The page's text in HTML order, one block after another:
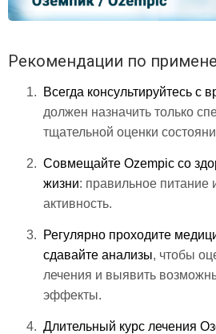
Рекомендации по
Всегда консультируйтесь с
должен назначить только
тщательной оценки
Совмещайте Ozempic со
жизни: правильное питание
активность.
Регулярно проходите
сдавайте анализы, чтобы
лечения и выявить
эффекты.
Длительный курс лечения